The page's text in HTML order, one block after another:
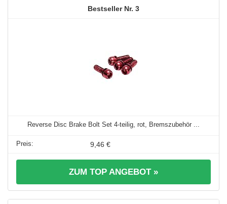
3
Reverse Disc Brake Bolt Set 4-teilig, rot, Bremszubehör ...
9,46 €
ZUM TOP ANGEBOT »